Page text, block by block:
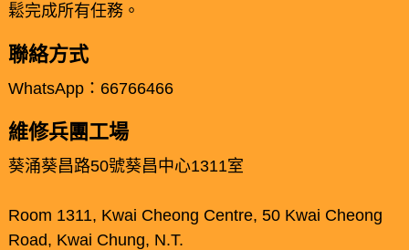
鬆完成所有任務。
聯絡方式
WhatsApp：66766466
維修兵團工場
葵涌葵昌路50號葵昌中心1311室
Room 1311, Kwai Cheong Centre, 50 Kwai Cheong
Road, Kwai Chung, N.T.